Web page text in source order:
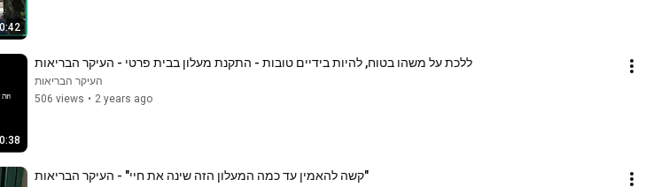
0:42
0:38
ללכת על משהו בטוח, להיות בידיים טובות - התקנת מעלון בבית פרטי - העיקר הבריאות
העיקר הבריאות
506 views • 2 years ago
"קשה להאמין עד כמה המעלון הזה שינה את חיי" - העיקר הבריאות